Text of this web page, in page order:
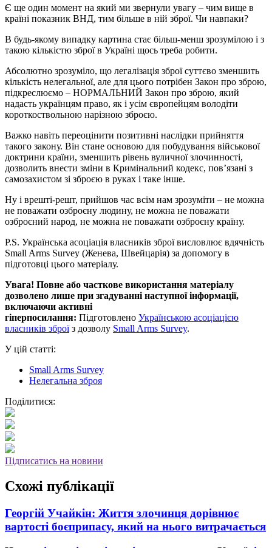
Є ще один момент на який ми звернули увагу – чим вище в
країні показник ВНД, тим більше в ній зброї. Чи навпаки?
В будь-якому випадку картина стає більш-менш зрозумілою і з
такою кількістю зброї в Україні щось треба робити.
Абсолютно зрозуміло, що легалізація зброї суттєво зменшить
кількість нелегальної, але для цього потрібен Закон про зброю,
підкреслюємо – НОРМАЛЬНИЙ Закон про зброю, який
надасть українцям право, як і усім європейцям володіти
короткоствольною нарізною зброєю.
Важко навіть переоцінити позитивні наслідки прийняття
такого закону. Він стане основою для побудування військової
доктрини країни, зменшить рівень вуличної злочинності,
дозволить внести зміни в Кримінальний кодекс, пов’язані з
самозахистом зі зброєю в руках і таке інше.
Ну і врешті-решт, прийшов час всім нам зрозуміти – не можна
не поважати озброєну людину, не можна не поважати
озброєний народ, не можна не поважати озброєну країну.
P.S. Українська асоціація власників зброї висловлює вдячність
Small Arms Survey (Женева, Швейцарія) за допомогу в
підготовці цього матеріалу.
Увага! Повне або часткове використання матеріалу
дозволено лише при згадуванні наступної інформації,
включаючи активні
гіперпосилання: Підготовлено Українською асоціацією
власників зброїз дозволу Small Arms Survey.
У цій статті:
Small Arms Survey
Нелегальна зброя
Поділитися:
Підписатись на новини
Схожі публікації
Георгій Учайкін: Життя злочинця дорівнює
вартості боєприпасу, який на нього витрачається